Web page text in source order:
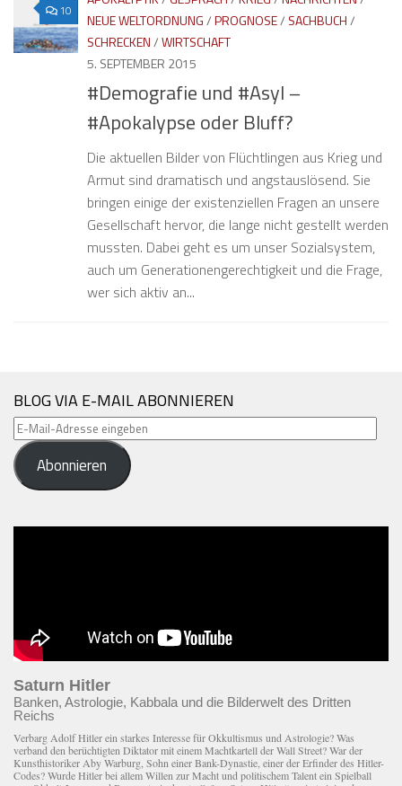
10
NEUE WELTORDNUNG/PROGNOSE/ SACHBUCH/
SCHRECKEN/WIRTSCHAFT
5. SEPTEMBER 2015
#Demografie und #Asyl –
#Apokalypse oder Bluff?
Die aktuellen Bilder von Flüchtlingen aus Krieg und
Armut sind dramatisch und angstauslösend. Sie
bringen einige der existenziellen Fragen an unsere
Gesellschaft hervor, die lange nicht gestellt werden
mussten. Dabei geht es um unser Sozialsystem,
auch um Generationengerechtigkeit und die Frage,
wer sich aktiv an...
BLOG VIA E-MAIL ABONNIEREN
E-
Mail-
Adresse
eingeben
Abonnieren
Saturn Hitler
Banken, Astrologie, Kabbala und die Bilderwelt des Dritten
Reichs
Verbarg Adolf Hitler ein starkes Interesse für Okkultismus und Astrologie? Was
verband den berüchtigten Diktator mit einem Macht­kartell der Wall Street? War der
Kunsthistoriker Aby Warburg, Sohn einer Bank-Dynastie, einer der Erfinder des Hitler-
Codes? Wurde Hitler bei allem Willen zur Macht und politischem Talent ein Spielball